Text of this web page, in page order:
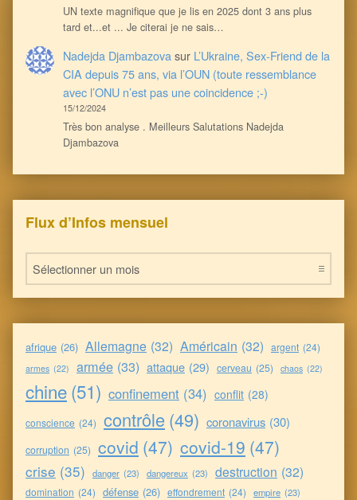
UN texte magnifique que je lis en 2025 dont 3 ans plus
tard et...et ... Je citerai je ne sais…
Nadejda Djambazova sur L’Ukraine, Sex-Friend de la
CIA depuis 75 ans, via l’OUN (toute ressemblance
avec l’ONU n’est pas une coincidence ;-)
15/12/2024
Très bon analyse . Meilleurs Salutations Nadejda
Djambazova
Flux d’Infos mensuel
Flux d’Infos mensuel
afrique (26) Allemagne (32) Américain (32) argent (24)
armes (22) armée (33) attaque (29) cerveau (25) chaos (22)
chine(51) confinement (34) conflit (28)
conscience (24) contrôle (49) coronavirus (30)
corruption (25) covid (47) covid-19 (47)
crise (35) danger (23) dangereux (23) destruction (32)
domination (24) défense (26) effondrement (24) empire (23)